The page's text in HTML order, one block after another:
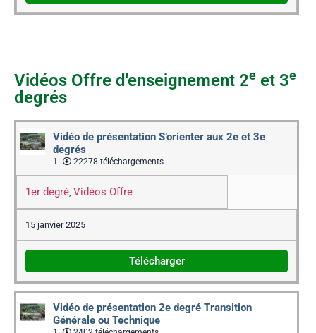
Vidéos Offre d'enseignement 2e et 3e
degrés
Vidéo de présentation S’orienter aux 2e et 3e
degrés
1 22278 téléchargements
1er degré Vidéos Offre
15 janvier 2025
Télécharger
Vidéo de présentation 2e degré Transition
Générale ou Technique